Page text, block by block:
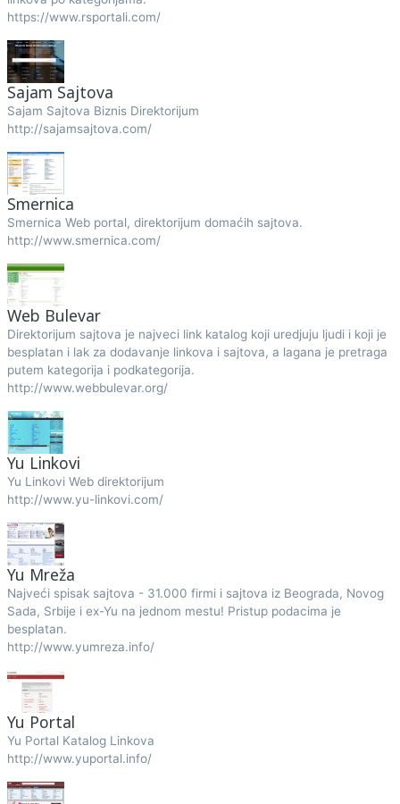
https://www.rsportali.com/
Sajam Sajtova
Sajam Sajtova Biznis Direktorijum
http://sajamsajtova.com/
Smernica
Smernica Web portal, direktorijum domaćih sajtova.
http://www.smernica.com/
Web Bulevar
Direktorijum sajtova je najveci link katalog koji uredjuju ljudi i koji je
besplatan i lak za dodavanje linkova i sajtova, a lagana je pretraga
putem kategorija i podkategorija.
http://www.webbulevar.org/
Yu Linkovi
Yu Linkovi Web direktorijum
http://www.yu-linkovi.com/
Yu Mreža
Najveći spisak sajtova - 31.000 firmi i sajtova iz Beograda, Novog
Sada, Srbije i ex-Yu na jednom mestu! Pristup podacima je
besplatan.
http://www.yumreza.info/
Yu Portal
Yu Portal Katalog Linkova
http://www.yuportal.info/